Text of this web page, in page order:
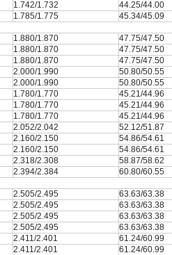
1.742/1.732
44.25/44.00
1.785/1.775
45.34/45.09
1.880/1.870
47.75/47.50
1.880/1.870
47.75/47.50
1.880/1.870
47.75/47.50
2.000/1.990
50.80/50.55
2.000/1.990
50.80/50.55
1.780/1.770
45.21/44.96
1.780/1.770
45.21/44.96
1.780/1.770
45.21/44.96
2.052/2.042
52.12/51.87
2.160/2.150
54.86/54.61
2.160/2.150
54.86/54.61
2.318/2.308
58.87/58.62
2.394/2.384
60.80/60.55
2.505/2.495
63.63/63.38
2.505/2.495
63.63/63.38
2.505/2.495
63.63/63.38
2.505/2.495
63.63/63.38
2.411/2.401
61.24/60.99
2.411/2.401
61.24/60.99